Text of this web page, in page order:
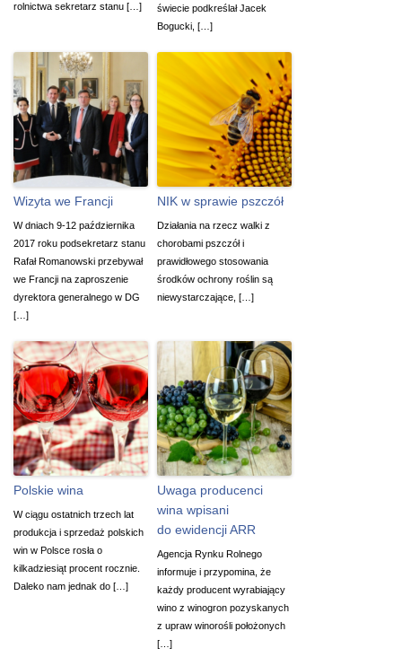
rolnictwa sekretarz stanu […]
świecie podkreślał Jacek
Bogucki, […]
Wizyta we Francji
W dniach 9-12 października
2017 roku podsekretarz stanu
Rafał Romanowski przebywał
we Francji na zaproszenie
dyrektora generalnego w DG
[…]
NIK w sprawie pszczół
Działania na rzecz walki z
chorobami pszczół i
prawidłowego stosowania
środków ochrony roślin są
niewystarczające, […]
Polskie wina
W ciągu ostatnich trzech lat
produkcja i sprzedaż polskich
win w Polsce rosła o
kilkadziesiąt procent rocznie.
Daleko nam jednak do […]
Uwaga producenci
wina wpisani
do ewidencji ARR
Agencja Rynku Rolnego
informuje i przypomina, że
każdy producent wyrabiający
wino z winogron pozyskanych
z upraw winorośli położonych
[…]